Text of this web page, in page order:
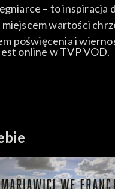
– to
miejscem wartości
poświęcenia i
online w TVP VOD.